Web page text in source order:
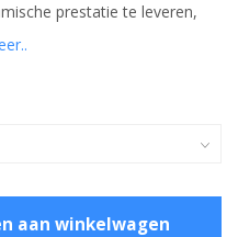
prestatie te leveren,
aan winkelwagen